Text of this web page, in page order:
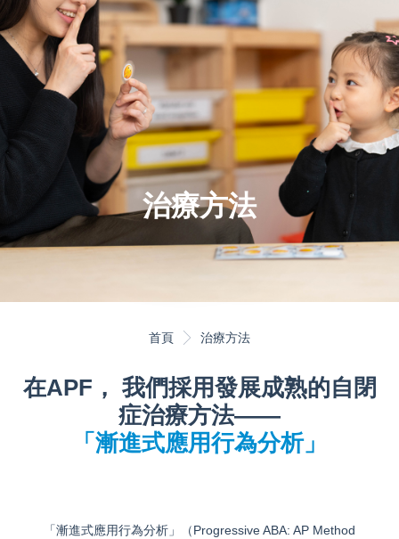
治療方法
首頁 治療方法
在APF， 我們採用發展成熟的自閉
症治療方法——
「漸進式應用行為分析」
「漸進式應用行為分析」（Progressive ABA: AP Method